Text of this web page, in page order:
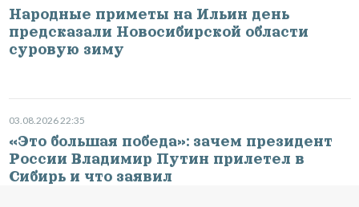
Народные приметы на Ильин день
предсказали Новосибирской области
суровую зиму
03.08.2026 22:35
«Это большая победа»: зачем президент
России Владимир Путин прилетел в
Сибирь и что заявил